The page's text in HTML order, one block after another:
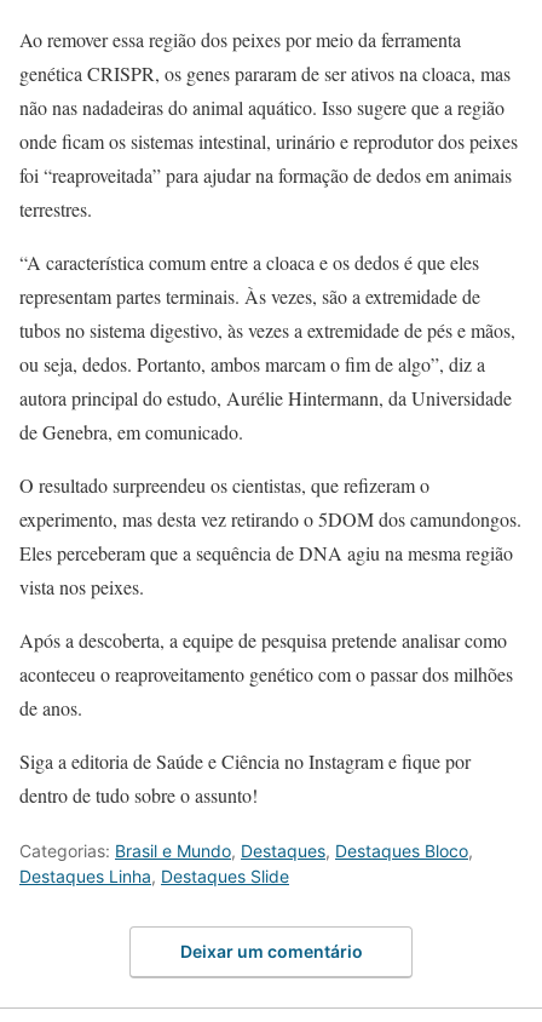
Ao remover essa região dos peixes por meio da ferramenta
genética CRISPR, os genes pararam de ser ativos na cloaca, mas
não nas nadadeiras do animal aquático. Isso sugere que a região
onde ficam os sistemas intestinal, urinário e reprodutor dos peixes
foi “reaproveitada” para ajudar na formação de dedos em animais
terrestres.
“A característica comum entre a cloaca e os dedos é que eles
representam partes terminais. Às vezes, são a extremidade de
tubos no sistema digestivo, às vezes a extremidade de pés e mãos,
ou seja, dedos. Portanto, ambos marcam o fim de algo”, diz a
autora principal do estudo, Aurélie Hintermann, da Universidade
de Genebra, em comunicado.
O resultado surpreendeu os cientistas, que refizeram o
experimento, mas desta vez retirando o 5DOM dos camundongos.
Eles perceberam que a sequência de DNA agiu na mesma região
vista nos peixes.
Após a descoberta, a equipe de pesquisa pretende analisar como
aconteceu o reaproveitamento genético com o passar dos milhões
de anos.
Siga a editoria de Saúde e Ciência no Instagram e fique por
dentro de tudo sobre o assunto!
Categorias: Brasil e Mundo, Destaques, Destaques Bloco,
Destaques Linha, Destaques Slide
Deixar um comentário